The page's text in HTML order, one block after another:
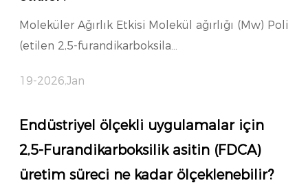
Moleküler Ağırlık Etkisi Molekül ağırlığı (Mw) Poli
(etilen 2,5-furandikarboksila...
19-2026,Jan
Endüstriyel ölçekli uygulamalar için
2,5-Furandikarboksilik asitin (FDCA)
üretim süreci ne kadar ölçeklenebilir?